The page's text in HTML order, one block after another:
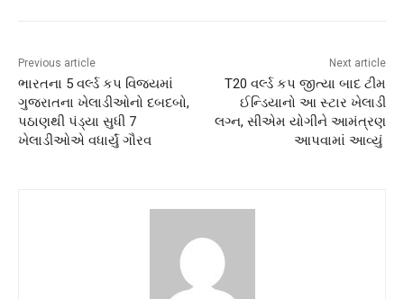
Previous article
ભારતના 5 વર્લ્ડ કપ વિજયમાં
ગુજરાતના ખેલાડીઓનો દબદબો,
પઠાણથી પંડ્યા સુધી 7
ખેલાડીઓએ વધાર્યું ગૌરવ
Next article
T20 વર્લ્ડ કપ જીત્યા બાદ ટીમ
ઈન્ડિયાનો આ સ્ટાર ખેલાડી
લગ્ન, સીએમ યોગીને આમંત્રણ
આપવામાં આવ્યું